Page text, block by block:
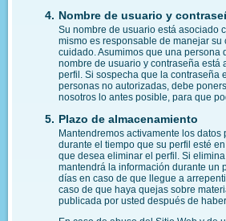
Nombre de usuario y
Su nombre de usuario está asociado
mismo es responsable de manejar
cuidado. Asumimos que una persona
nombre de usuario y contraseña está
perfil. Si sospecha que la contraseña
personas no autorizadas, debe
nosotros lo antes posible, para que
Plazo de almacenamiento
Mantendremos activamente los datos
durante el tiempo que su perfil esté
que desea eliminar el perfil. Si
mantendrá la información durante un
días en caso de que llegue a
caso de que haya quejas sobre
publicada por usted después de